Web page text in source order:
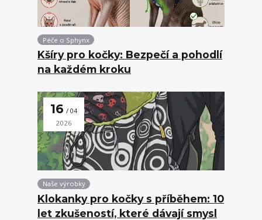
Péče o Sphynx
Kšíry pro kočky: Bezpečí a pohodlí
na každém kroku
16 04
2026
Naše výrobky
Klokanky pro kočky s příběhem: 10
let zkušeností, které dávají smysl